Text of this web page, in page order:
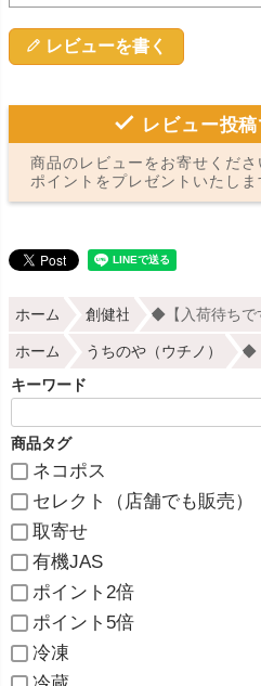
レビューを書く
レビュー投
商品のレビューをお寄せくだ
ポイントをプレゼントいたしま
ホーム 創健社 ◆【入荷待ちで
ホーム うちのや（ウチノ） ◆
キーワード
商品タグ
ネコポス
セレクト（店舗でも販売）
取寄せ
有機JAS
ポイント2倍
ポイント5倍
冷凍